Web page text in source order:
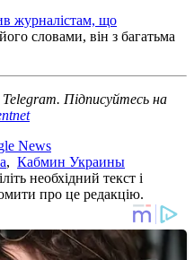
журналістам, що
словами, він з багатьма
Telegram. Підписуйтесь на
News
, Кабмин Украины
необхідний текст і
про це редакцію.